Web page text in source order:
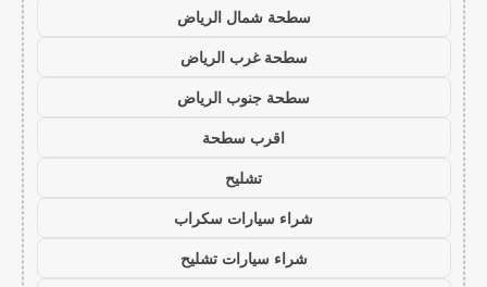
سطحة شمال الرياض
سطحة غرب الرياض
سطحة جنوب الرياض
اقرب سطحة
تشليح
شراء سيارات سكراب
شراء سيارات تشليح